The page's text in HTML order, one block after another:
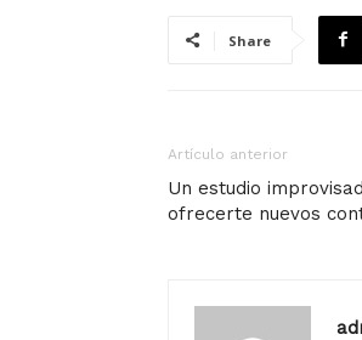
Share
Artículo anterior
Un estudio
ofrecerte nuevos